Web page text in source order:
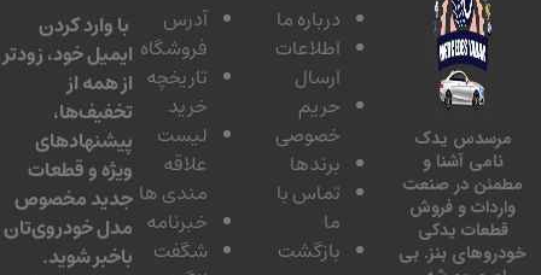
یدک
آشنا و
در صنعت
و فروش
یدکی
بنز. بی
درباره ما
اطلاعات
ارسال
حریم
خصوصی
برندها
تماس با
بازگشت
آدرس
فروشگاه
تاریخچه
لیست
مندی ها
خبرنامه
شگفت
با وارد کردن
ایمیل خود، زودتر
از همه از
تخفیف‌ها،
پیشنهادهای
ویژه و قطعات
جدید مخصوص
مدل خودروی‌تان
باخبر شوید.